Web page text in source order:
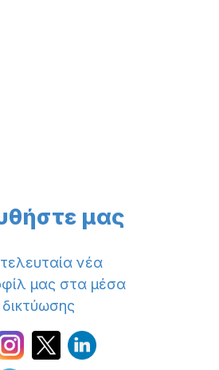
μας
νέα
μας στα μέσα
δικτύωσης